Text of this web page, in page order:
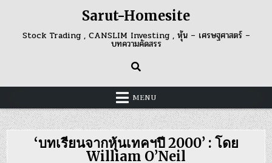
content
Sarut-Homesite
Stock Trading , CANSLIM Investing , หุ้น – เศรษฐศาสตร์ –
บทความคัดสรร
MENU
‘บทเรียนจากหุ้นเทคฯปี 2000’ : โดย
William O’Neil